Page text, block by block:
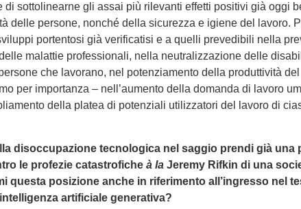
di sottolinearne gli assai più rilevanti effetti positivi già oggi
delle persone, nonché della sicurezza e igiene del lavoro.
portentosi già verificatisi e a quelli prevedibili nella
malattie professionali, nella neutralizzazione delle
che lavorano, nel potenziamento della produttività
per importanza – nell’aumento della domanda di lavoro
della platea di potenziali utilizzatori del lavoro di
disoccupazione tecnologica nel saggio prendi già una
le profezie catastrofiche à la Jeremy Rifkin di una
questa posizione anche in riferimento all’ingresso nel
artificiale generativa?